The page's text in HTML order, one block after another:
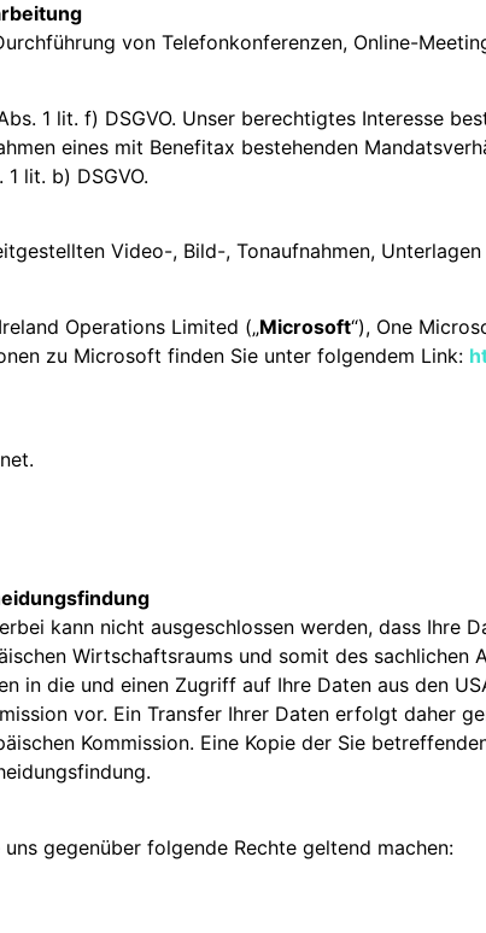
von Telefonkonferenzen, Online-
1 lit. f) DSGVO. Unser berechtigtes Interesse
eines mit Benefitax bestehenden
lit. b) DSGVO.
Video-, Bild-, Tonaufnahmen,
Operations Limited („Microsoft“), One
zu Microsoft finden Sie unter folgendem Link:
kann nicht ausgeschlossen werden, dass Ihre
Wirtschaftsraums und somit des sachlichen
in die und einen Zugriff auf Ihre Daten aus den
vor. Ein Transfer Ihrer Daten erfolgt daher
Kommission. Eine Kopie der Sie
gegenüber folgende Rechte geltend machen: